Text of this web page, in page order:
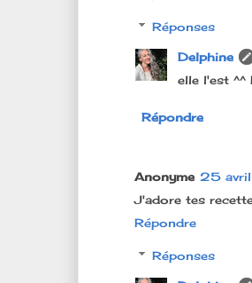
Réponses
Delphine
elle l'est ^^
Répondre
Anonyme 25
J'adore tes
Répondre
Réponses